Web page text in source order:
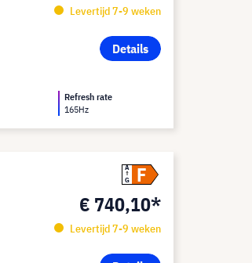
Levertijd 7-9 weken
Details
Refresh rate
165Hz
A
G
F
€ 740,10*
Levertijd 7-9 weken